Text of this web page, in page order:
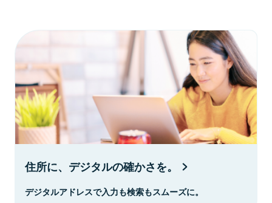
住所に、デジタルの確かさを。
デジタルアドレスで入力も検索もスムーズに。